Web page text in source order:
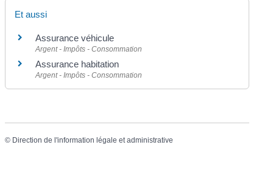
Et aussi
Assurance véhicule
Argent - Impôts - Consommation
Assurance habitation
Argent - Impôts - Consommation
© Direction de l'information légale et administrative